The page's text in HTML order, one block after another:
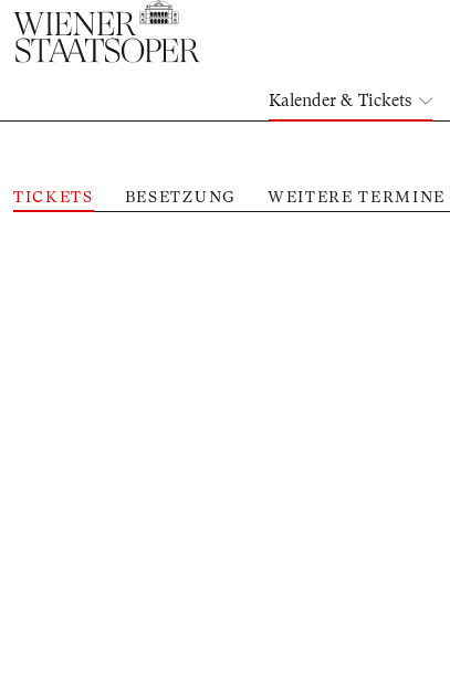
Kalender & Tickets
TICKETS BESETZUNG WEITERE TERMINE